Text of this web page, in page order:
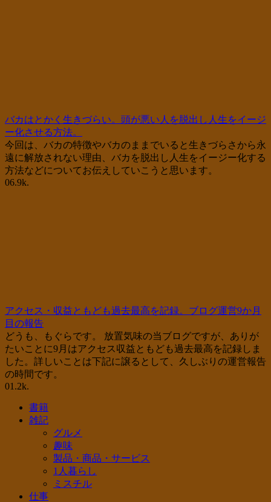
バカはとかく生きづらい。頭が悪い人を脱出し人生をイージ
ー化させる方法。
今回は、バカの特徴やバカのままでいると生きづらさから永
遠に解放されない理由、バカを脱出し人生をイージー化する
方法などについてお伝えしていこうと思います。
06.9k.
アクセス・収益ともども過去最高を記録。ブログ運営9か月
目の報告
どうも、もぐらです。 放置気味の当ブログですが、ありが
たいことに9月はアクセス収益ともども過去最高を記録しま
した。詳しいことは下記に譲るとして、久しぶりの運営報告
の時間です。
01.2k.
書籍
雑記
グルメ
趣味
製品・商品・サービス
1人暮らし
ミスチル
仕事